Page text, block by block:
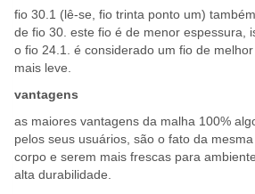
fio 30.1 (lê-se, fio trinta ponto um)
de fio 30. este fio é de menor espessura,
o fio 24.1. é considerado um fio de
mais leve.
vantagens
as maiores vantagens da malha 100%
pelos seus usuários, são o fato da
corpo e serem mais frescas para
alta durabilidade.